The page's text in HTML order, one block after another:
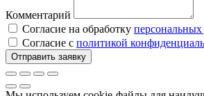
Комментарий
Согласие на обработку
Согласие с политикой
Отправить заявку